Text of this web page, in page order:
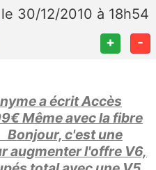
le 30/12/2010 à 18h54
+ -
a écrit Accès
Même avec la fibre
c'est une
augmenter l'offre V6,